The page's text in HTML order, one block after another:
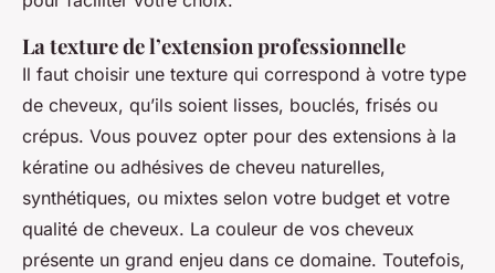
La texture de l’extension professionnelle
Il faut choisir une texture qui correspond à votre type
de cheveux, qu’ils soient lisses, bouclés, frisés ou
crépus. Vous pouvez opter pour des extensions à la
kératine ou adhésives de cheveu naturelles,
synthétiques, ou mixtes selon votre budget et votre
qualité de cheveux. La couleur de vos cheveux
présente un grand enjeu dans ce domaine. Toutefois,